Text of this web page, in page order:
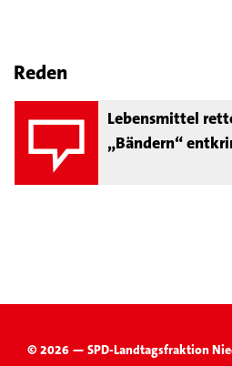
Reden
Lebensmittel
„Bändern“
© 2026 — SPD-Landtagsfraktion